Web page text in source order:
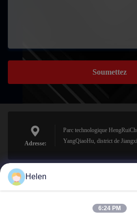
Soumettez
Adresse:
Parc technologique
YangQiaoHu, district de
sales@perfectlaser.net
Helen
6:24 PM